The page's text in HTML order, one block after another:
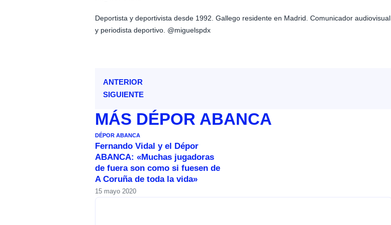
Deportista y deportivista desde 1992. Gallego residente en Madrid. Comunicador audiovisual
y periodista deportivo. @miguelspdx
ANTERIOR
SIGUIENTE
MÁS DÉPOR ABANCA
DÉPOR ABANCA
Fernando Vidal y el Dépor
ABANCA: «Muchas jugadoras
de fuera son como si fuesen de
A Coruña de toda la vida»
15 mayo 2020